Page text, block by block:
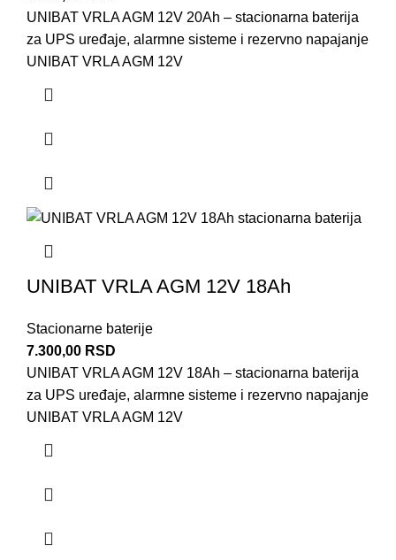
UNIBAT VRLA AGM 12V 20Ah – stacionarna baterija
za UPS uređaje, alarmne sisteme i rezervno napajanje
UNIBAT VRLA AGM 12V
UNIBAT VRLA AGM 12V 18Ah
Stacionarne baterije
7.300,00 RSD
UNIBAT VRLA AGM 12V 18Ah – stacionarna baterija
za UPS uređaje, alarmne sisteme i rezervno napajanje
UNIBAT VRLA AGM 12V